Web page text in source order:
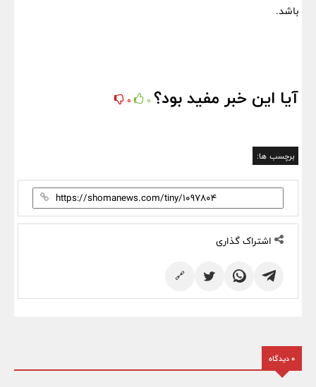
باشد.
آیا این خبر مفید بود؟ 0
0
برچسب ها:
اشتراک گذاری
🔗
0 دیدگاه